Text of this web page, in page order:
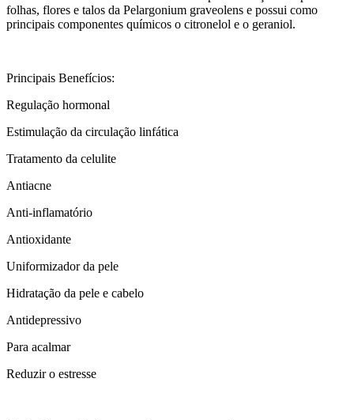
folhas, flores e talos da Pelargonium graveolens e possui como
principais componentes químicos o citronelol e o geraniol.
Principais Benefícios:
Regulação hormonal
Estimulação da circulação linfática
Tratamento da celulite
Antiacne
Anti-inflamatório
Antioxidante
Uniformizador da pele
Hidratação da pele e cabelo
Antidepressivo
Para acalmar
Reduzir o estresse